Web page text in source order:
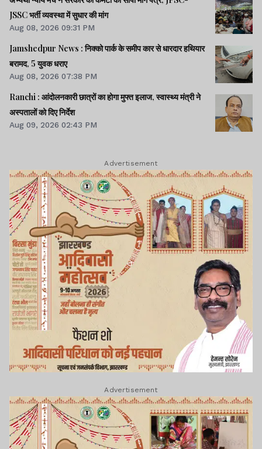
JSSC भर्ती व्यवस्था में सुधार की मांग
Aug 08, 2026 09:31 PM
Jamshedpur News : निक्को पार्क के समीप कार से धारदार हथियार
बरामद, 5 युवक धराए
Aug 08, 2026 07:38 PM
Ranchi : आंदोलनकारी छात्रों का होगा मुफ्त इलाज, स्वास्थ्य मंत्री ने
अस्पतालों को दिए निर्देश
Aug 09, 2026 02:43 PM
Advertisement
Advertisement